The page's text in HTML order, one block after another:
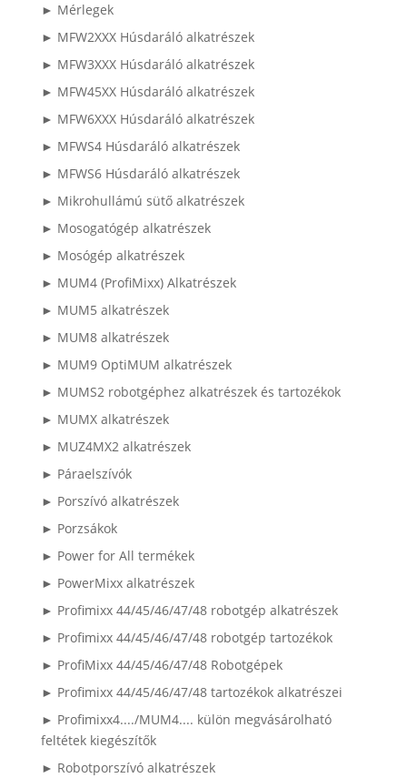
► Mérlegek
► MFW2XXX Húsdaráló alkatrészek
► MFW3XXX Húsdaráló alkatrészek
► MFW45XX Húsdaráló alkatrészek
► MFW6XXX Húsdaráló alkatrészek
► MFWS4 Húsdaráló alkatrészek
► MFWS6 Húsdaráló alkatrészek
► Mikrohullámú sütő alkatrészek
► Mosogatógép alkatrészek
► Mosógép alkatrészek
► MUM4 (ProfiMixx) Alkatrészek
► MUM5 alkatrészek
► MUM8 alkatrészek
► MUM9 OptiMUM alkatrészek
► MUMS2 robotgéphez alkatrészek és tartozékok
► MUMX alkatrészek
► MUZ4MX2 alkatrészek
► Páraelszívók
► Porszívó alkatrészek
► Porzsákok
► Power for All termékek
► PowerMixx alkatrészek
► Profimixx 44/45/46/47/48 robotgép alkatrészek
► Profimixx 44/45/46/47/48 robotgép tartozékok
► ProfiMixx 44/45/46/47/48 Robotgépek
► Profimixx 44/45/46/47/48 tartozékok alkatrészei
► Profimixx4..../MUM4.... külön megvásárolható
feltétek kiegészítők
► Robotporszívó alkatrészek